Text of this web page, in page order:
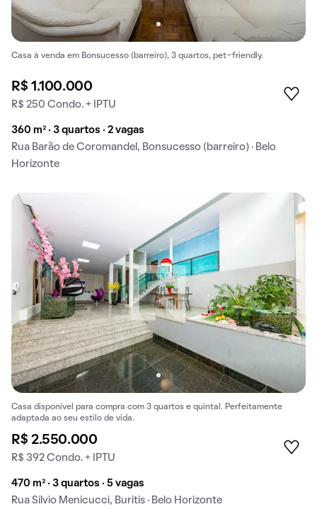
Casa à venda em Bonsucesso (barreiro), 3 quartos, pet-friendly.
R$ 1.100.000
R$ 250 Condo. + IPTU
360 m² · 3 quartos · 2 vagas
Rua Barão de Coromandel, Bonsucesso (barreiro) · Belo
Horizonte
Casa disponível para compra com 3 quartos e quintal. Perfeitamente
adaptada ao seu estilo de vida.
R$ 2.550.000
R$ 392 Condo. + IPTU
470 m² · 3 quartos · 5 vagas
Rua Sílvio Menicucci, Buritis · Belo Horizonte